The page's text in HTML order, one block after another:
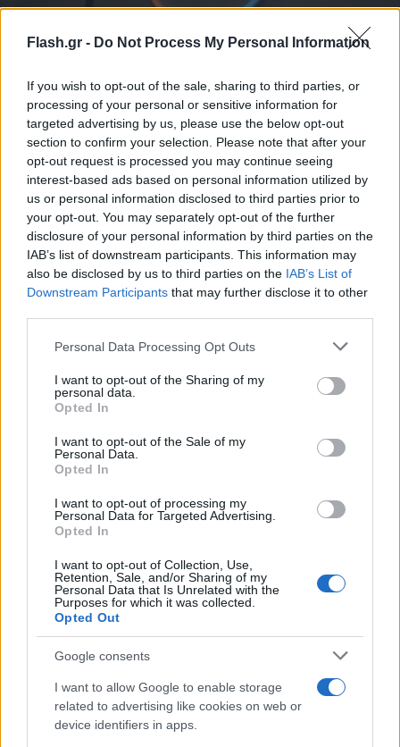
Flash.gr - Do Not Process My Personal Information
If you wish to opt-out of the sale, sharing to third parties, or
processing of your personal or sensitive information for
targeted advertising by us, please use the below opt-out
section to confirm your selection. Please note that after your
opt-out request is processed you may continue seeing
interest-based ads based on personal information utilized by
us or personal information disclosed to third parties prior to
your opt-out. You may separately opt-out of the further
disclosure of your personal information by third parties on the
IAB’s list of downstream participants. This information may
also be disclosed by us to third parties on the IAB’s List of
Downstream Participants that may further disclose it to other
Please note that this website/app uses one or more Google
not limited to your visit or usage behaviour. You may click to
grant or deny consent to Google and its third-party tags to
use your data for below specified purposes in below Google
consent section.
Personal Data Processing Opt Outs
I want to opt-out of the Sharing of my
personal data.
Opted In
I want to opt-out of the Sale of my
Personal Data.
Opted In
I want to opt-out of processing my
Personal Data for Targeted Advertising.
Opted In
I want to opt-out of Collection, Use,
Retention, Sale, and/or Sharing of my
Personal Data that Is Unrelated with the
Purposes for which it was collected.
Opted Out
Google consents
I want to allow Google to enable storage
related to advertising like cookies on web or
device identifiers in apps.
ύψους 4 δισ. ευρώ - Θα διαρκέσει 3 ημέρες
Η Μέγιστη Τιμή Διάθεσης στην οποία μπορούν να διατεθούν οι
Νέες Μετοχές θα είναι €19,75 ανά Νέα Μετοχή.
18.05.2026 09:58
Σακελλαρίου
συγκρότημα της χώρας - Κλείνει ο ΑΗΣ Αγίου
Δημητρίου
Το πρωί, εργατικά σωματεία προγραμμάτισαν τρίωρη στάση
εργασίας και συμβολική διαμαρτυρία στην πύλη του σταθμού.
15.05.2026 09:30